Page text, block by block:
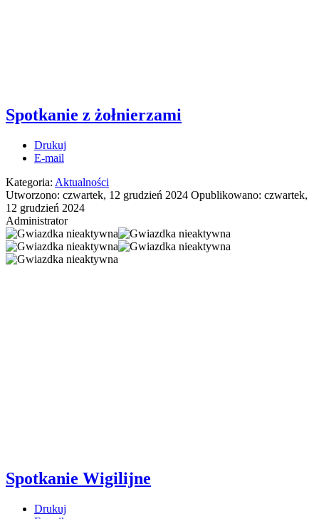
Spotkanie z żołnierzami
Drukuj
E-mail
Kategoria: Aktualności
Utworzono: czwartek, 12 grudzień 2024 Opublikowano: czwartek,
12 grudzień 2024
Administrator
Spotkanie Wigilijne
Drukuj